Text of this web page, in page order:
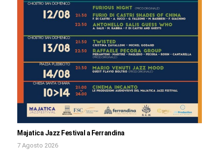
Majatica Jazz Festival a Ferrandina
7 Agosto 2026